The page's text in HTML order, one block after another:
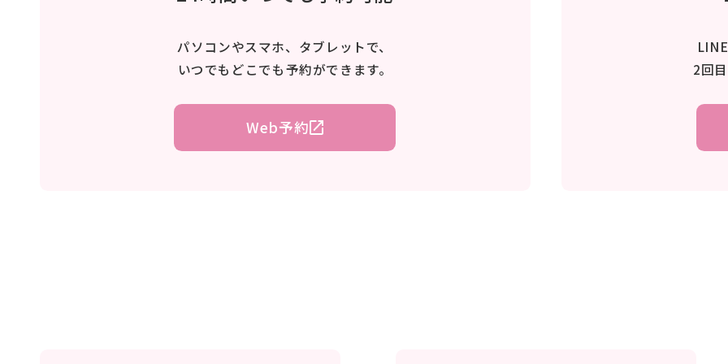
パソコンやスマホ、タブレットで、
いつでもどこでも予約ができます。
Web予約
2回